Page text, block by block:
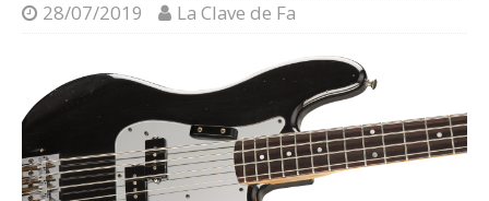
28/07/2019 La Clave de Fa